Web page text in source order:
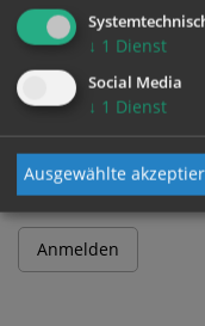
Benutzername
Passwort
↓ 1 Dienst
Social Media
↓ 1 Dienst
Ausgewählte